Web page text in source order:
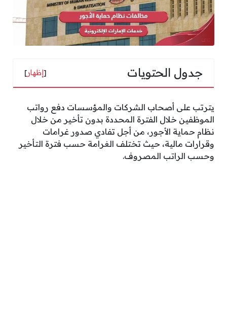
جدول الحتويات [إظهار]
يترتب على أصحاب الشركات والمؤسسات دفع رواتب
الموظفين خلال الفترة المحددة بدون تأخير من خلال
نظام حماية الأجور، من أجل تفادي صدور غرامات
وقرارات مالية، حيث تختلف الغرامة حسب فترة التأخير
وحسب الراتب المصروف.